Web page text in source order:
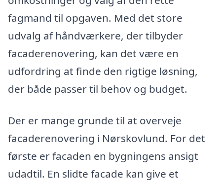
fagmand til opgaven. Med det store
udvalg af håndværkere, der tilbyder
facaderenovering, kan det være en
udfordring at finde den rigtige løsning,
der både passer til behov og budget.
Der er mange grunde til at overveje
facaderenovering i Nørskovlund. For det
første er facaden en bygningens ansigt
udadtil. En slidte facade kan give et